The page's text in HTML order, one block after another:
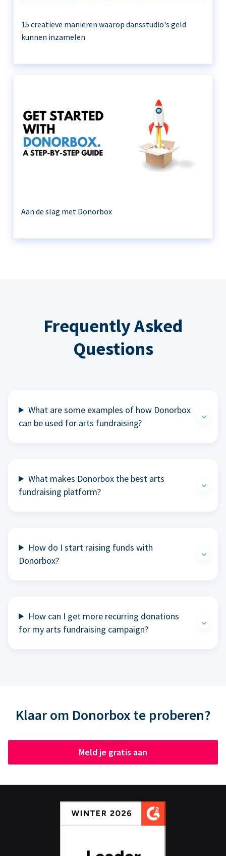
15 creatieve manieren waarop dansstudio's geld
kunnen inzamelen
Aan de slag met Donorbox
Frequently Asked
Questions
What are some examples of how Donorbox
can be used for arts fundraising?
What makes Donorbox the best arts
fundraising platform?
How do I start raising funds with
Donorbox?
How can I get more recurring donations
for my arts fundraising campaign?
Klaar om Donorbox te proberen?
Meld je gratis aan